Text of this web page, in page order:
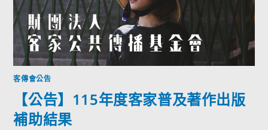
客傳會公告
【公告】115年度客家普及著作出版
補助結果